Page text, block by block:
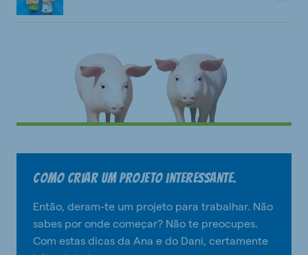
Como criar um projeto interessante.
Então, deram-te um projeto para trabalhar. Não
sabes por onde começar? Não te preocupes.
Com estas dicas da Ana e do Dani, certamente